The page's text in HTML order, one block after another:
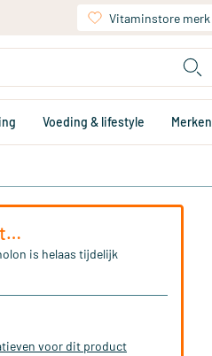
Vitaminstore merk
Voeding & lifestyle Merken
is helaas tijdelijk
voor dit product